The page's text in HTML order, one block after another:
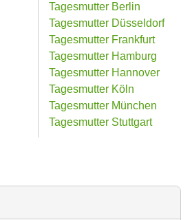
Tagesmutter Berlin
Tagesmutter Düsseldorf
Tagesmutter Frankfurt
Tagesmutter Hamburg
Tagesmutter Hannover
Tagesmutter Köln
Tagesmutter München
Tagesmutter Stuttgart